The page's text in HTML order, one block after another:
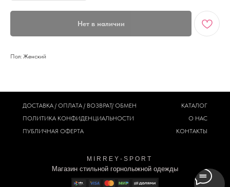
Нет в наличии
Пол: Женский
M I R R E Y - S P O R T
Магазин стильной горнолыжной одежды
ДОСТАВКА / ОПЛАТА / ВОЗВРАТ/ ОБМЕН
ПОЛИТИКА КОНФИДЕНЦИАЛЬНОСТИ
ПУБЛИЧНАЯ ОФЕРТА
КАТАЛОГ
О НАС
КОНТАКТЫ